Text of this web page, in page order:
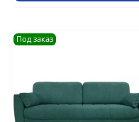
Под заказ